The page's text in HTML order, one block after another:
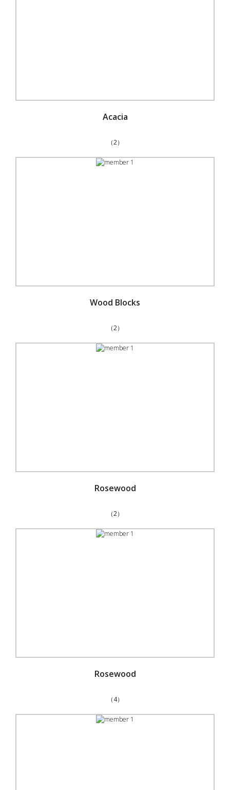
Acacia
（2）
Wood Blocks
（2）
Rosewood
（2）
Rosewood
（4）